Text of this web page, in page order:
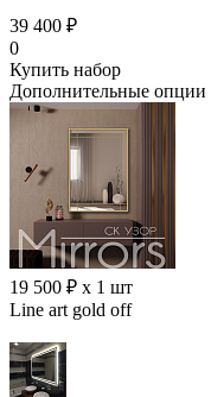
39 400 ₽
0
Купить набор
Дополнительные опции
19 500 ₽ x 1 шт
Line art gold off